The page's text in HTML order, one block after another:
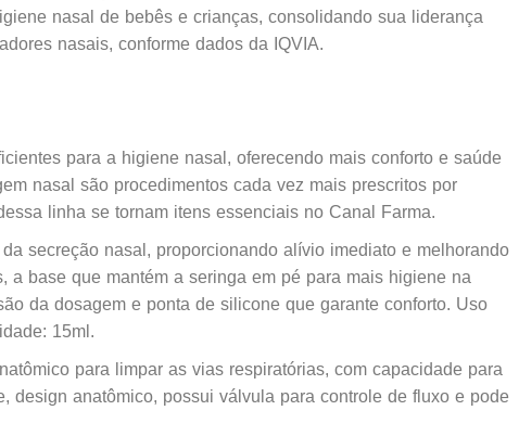
nasal de bebês e crianças, consolidando sua liderança
nasais, conforme dados da IQVIA.
para a higiene nasal, oferecendo mais conforto e saúde
nasal são procedimentos cada vez mais prescritos por
linha se tornam itens essenciais no Canal Farma.
secreção nasal, proporcionando alívio imediato e melhorando
a base que mantém a seringa em pé para mais higiene na
da dosagem e ponta de silicone que garante conforto. Uso
15ml.
para limpar as vias respiratórias, com capacidade para
design anatômico, possui válvula para controle de fluxo e pode